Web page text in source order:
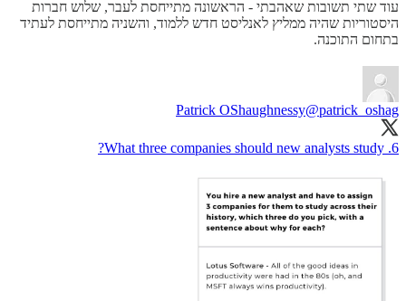
עוד שתי תשובות שאהבתי - הראשונה מתייחסת לעבר, שלוש חברות
היסטוריות שהיה ממליץ לאנליסט חדש ללמוד, והשניה מתייחסת לעתיד
בתחום התוכנה.
Patrick OShaughnessy@patrick_oshag
6. What three companies should new analysts study?